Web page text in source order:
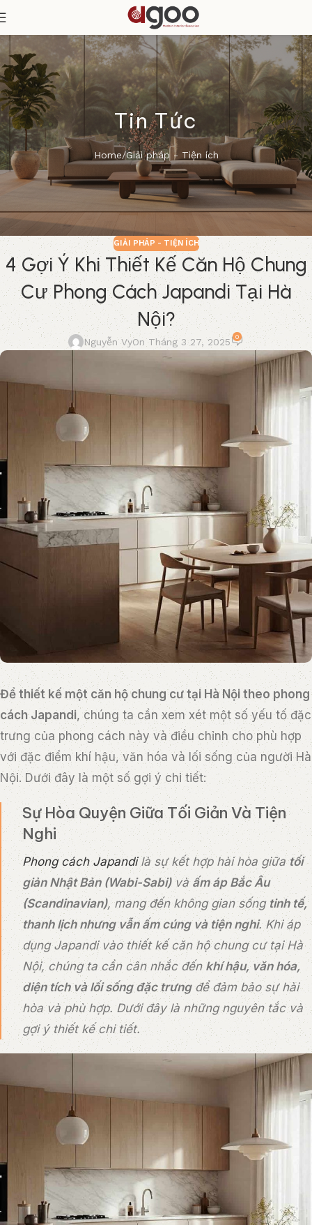
Tin Tức
Home Giải pháp - Tiện ích
GIẢI PHÁP - TIỆN ÍCH
4 Gợi Ý Khi Thiết Kế Căn Hộ Chung
Cư Phong Cách Japandi Tại Hà
Nội?
Nguyễn VyOn Tháng 3 27, 2025 0
Để thiết kế một căn hộ chung cư tại Hà Nội theo phong
cách Japandi, chúng ta cần xem xét một số yếu tố đặc
trưng của phong cách này và điều chỉnh cho phù hợp
với đặc điểm khí hậu, văn hóa và lối sống của người Hà
Nội. Dưới đây là một số gợi ý chi tiết:
Sự Hòa Quyện Giữa Tối Giản Và Tiện
Nghi
Phong cách Japandilà sự kết hợp hài hòa giữatối
giản Nhật Bản (Wabi-Sabi)và ấm áp Bắc Âu
(Scandinavian), mang đến không gian sống tinh tế,
thanh lịch nhưng vẫn ấm cúng và tiện nghi. Khi áp
dụng Japandi vào thiết kế căn hộ chung cư tại Hà
Nội, chúng ta cần cân nhắc đến khí hậu, văn hóa,
diện tích và lối sống đặc trưngđể đảm bảo sự hài
hòa và phù hợp. Dưới đây là những nguyên tắc và
gợi ý thiết kế chi tiết.